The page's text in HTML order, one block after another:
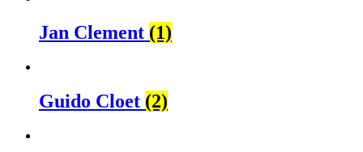
Jan Clement (1)
Guido Cloet (2)